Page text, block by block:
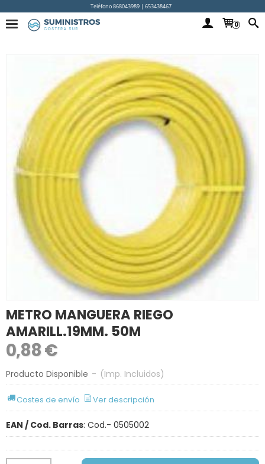
Teléfono 868043989 | 653438467
0
METRO MANGUERA RIEGO
AMARILL.19MM. 50M
0,88 €
Producto Disponible - (Imp. Incluidos)
Costes de envío Ver descripción
EAN / Cod. Barras: Cod.- 0505002